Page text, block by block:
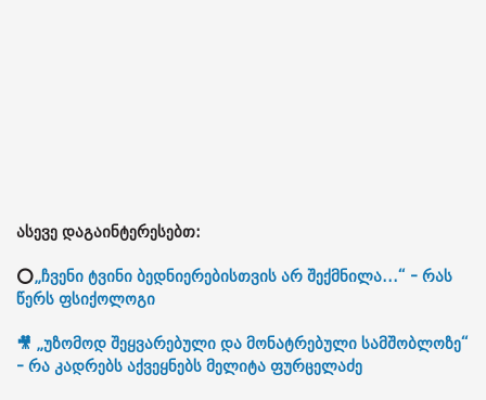
ასევე დაგაინტერესებთ:
⭕„ჩვენი ტვინი ბედნიერებისთვის არ შექმნილა...“ - რას
წერს ფსიქოლოგი
🎥 „უზომოდ შეყვარებული და მონატრებული სამშობლოზე“
- რა კადრებს აქვეყნებს მელიტა ფურცელაძე